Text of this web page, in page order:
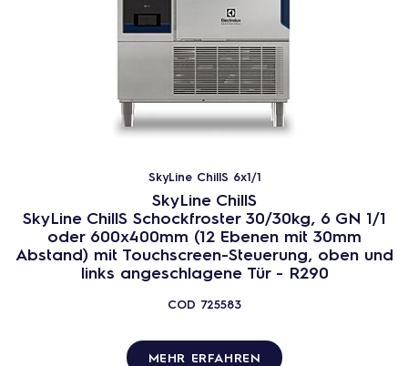
SkyLine ChillS 6x1/1
SkyLine ChillS
SkyLine ChillS Schockfroster 30/30kg, 6 GN 1/1
oder 600x400mm (12 Ebenen mit 30mm
Abstand) mit Touchscreen-Steuerung, oben und
links angeschlagene Tür - R290
COD 725583
MEHR ERFAHREN